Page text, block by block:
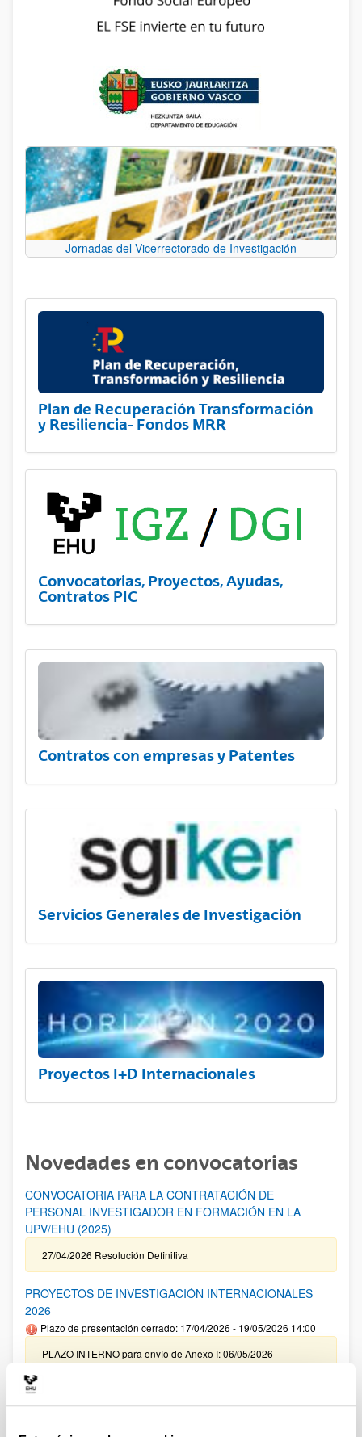
Jornadas del Vicerrectorado de Investigación
Plan de Recuperación Transformación
y Resiliencia- Fondos MRR
Convocatorias, Proyectos, Ayudas,
Contratos PIC
Contratos con empresas y Patentes
Servicios Generales de Investigación
Proyectos I+D Internacionales
Novedades en convocatorias
CONVOCATORIA PARA LA CONTRATACIÓN DE
PERSONAL INVESTIGADOR EN FORMACIÓN EN LA
UPV/EHU (2025)
27/04/2026 Resolución Definitiva
PROYECTOS DE INVESTIGACIÓN INTERNACIONALES
2026
Plazo de presentación cerrado: 17/04/2026 - 19/05/2026 14:00
PLAZO INTERNO para envío de Anexo I: 06/05/2026
(inclusive) / PLAZO INTERNO para solicitar Autorización
14/05/2026